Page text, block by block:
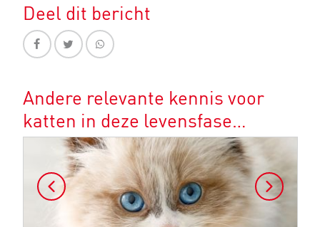
Deel dit bericht
Andere relevante kennis voor
katten in deze levensfase…